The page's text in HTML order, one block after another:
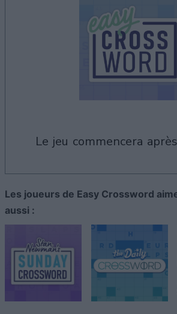
le jeu commencera
Les joueurs de Easy Crossword
aussi :